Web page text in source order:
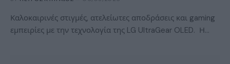
Καλοκαιρινές στιγμές, ατελείωτες αποδράσεις και gaming
εμπειρίες με την τεχνολογία της LG UltraGear OLED. Η…